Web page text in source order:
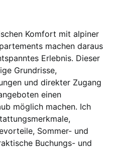
Komfort mit alpiner
machen daraus
Erlebnis. Dieser
Grundrisse,
und direkter Zugang
einen
möglich machen. Ich
Sommer- und
Buchungs- und